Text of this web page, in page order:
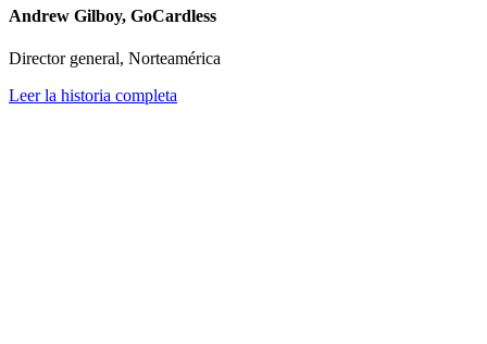
Andrew Gilboy, GoCardless
Director general, Norteamérica
Leer la historia completa